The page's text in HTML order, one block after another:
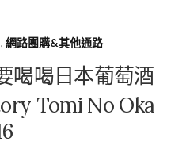
, 網路團購&其他通路
喝喝日本葡萄酒
Tomi No Oka